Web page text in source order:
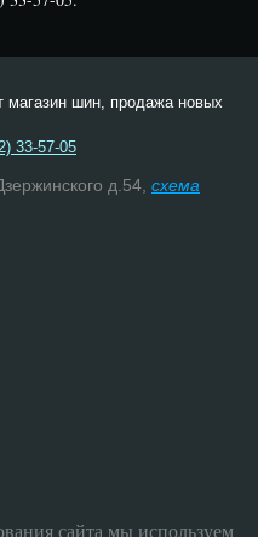
магазин шин, продажа новых
33-57-05
д.54, схема
сайта мы используем